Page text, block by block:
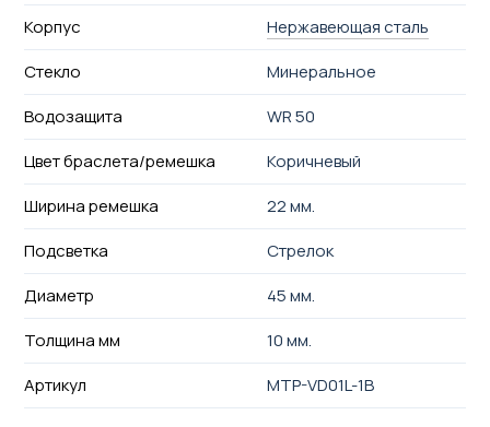
Корпус
Нержавеющая сталь
Стекло
Минеральное
Водозащита
WR 50
Цвет браслета/ремешка
Коричневый
Ширина ремешка
22 мм.
Подсветка
Стрелок
Диаметр
45 мм.
Толщина мм
10 мм.
Артикул
MTP-VD01L-1B